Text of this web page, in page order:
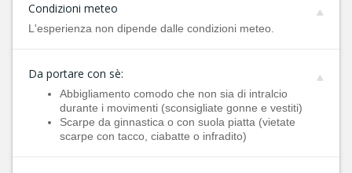
Condizioni meteo
L'esperienza non dipende dalle condizioni meteo.
Da portare con sè:
Abbigliamento comodo che non sia di intralcio
durante i movimenti (sconsigliate gonne e vestiti)
Scarpe da ginnastica o con suola piatta (vietate
scarpe con tacco, ciabatte o infradito)